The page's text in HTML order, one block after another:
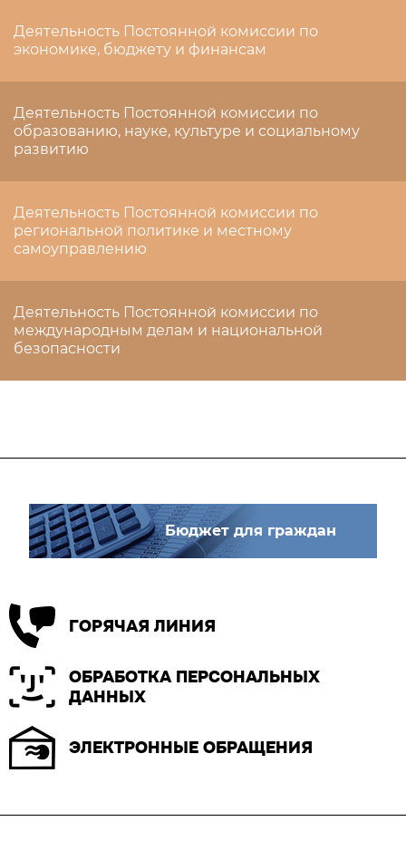
Деятельность Постоянной комиссии по
экономике, бюджету и финансам
Деятельность Постоянной комиссии по
образованию, науке, культуре и социальному
развитию
Деятельность Постоянной комиссии по
региональной политике и местному
самоуправлению
Деятельность Постоянной комиссии по
международным делам и национальной
безопасности
Бюджет для граждан
ГОРЯЧАЯ ЛИНИЯ
ОБРАБОТКА ПЕРСОНАЛЬНЫХ
ДАННЫХ
ЭЛЕКТРОННЫЕ ОБРАЩЕНИЯ